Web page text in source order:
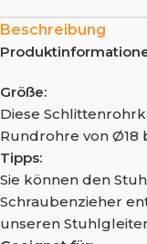
Beschreibung
Größe:
Diese
Rundrohre von Ø18
Tipps:
Sie können den
Schraubenzieher
unseren